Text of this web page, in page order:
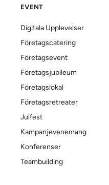
EVENT
Digitala Upplevelser
Företagscatering
Företagsevent
Företagsjubileum
Företagslokal
Företagsretreater
Julfest
Kampanjevenemang
Konferenser
Teambuilding